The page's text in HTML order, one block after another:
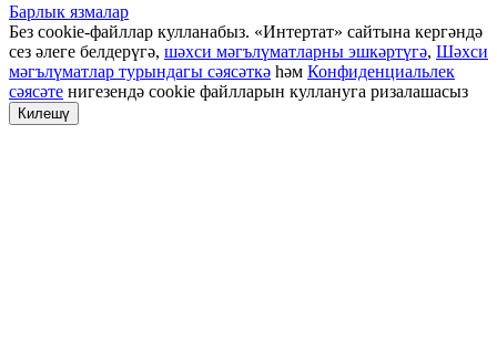
Барлык язмалар
Без cookie-файллар кулланабыз. «Интертат» сайтына кергәндә
сез әлеге белдерүгә, шәхси мәгълүматларны эшкәртүгә, Шәхси
мәгълүматлар турындагы сәясәткә һәм Конфиденциальлек
сәясәте нигезендә cookie файлларын куллануга ризалашасыз
Килешү